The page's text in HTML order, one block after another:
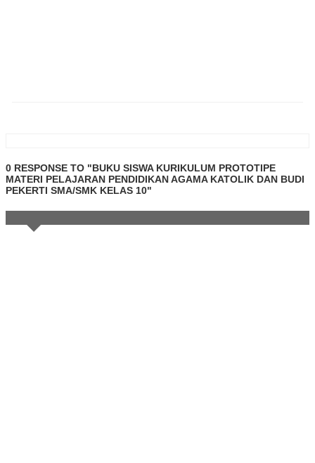
0 RESPONSE TO "BUKU SISWA KURIKULUM PROTOTIPE
MATERI PELAJARAN PENDIDIKAN AGAMA KATOLIK DAN BUDI
PEKERTI SMA/SMK KELAS 10"